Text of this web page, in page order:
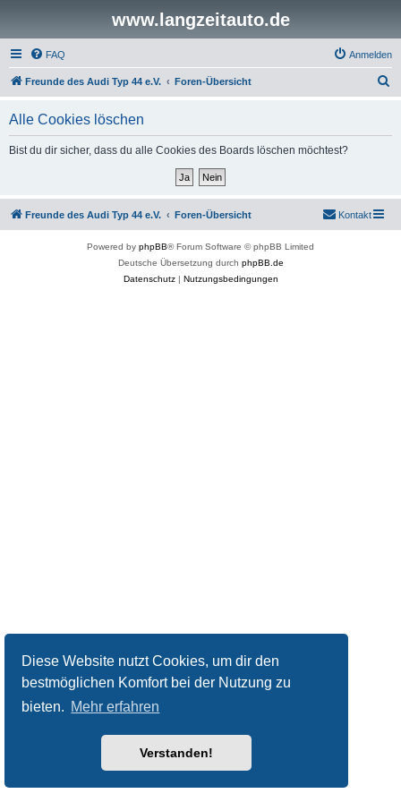
Diese Website nutzt Cookies, um dir den
bestmöglichen Komfort bei der Nutzung zu
bieten. Mehr erfahren
Verstanden!
www.langzeitauto.de
FAQ Anmelden
Freunde des Audi Typ 44 e.V. Foren-Übersicht
Alle Cookies löschen
Bist du dir sicher, dass du alle Cookies des Boards löschen möchtest?
Freunde des Audi Typ 44 e.V. Foren-Übersicht Kontakt
Powered by phpBB® Forum Software © phpBB Limited
Deutsche Übersetzung durch phpBB.de
Datenschutz| Nutzungsbedingungen